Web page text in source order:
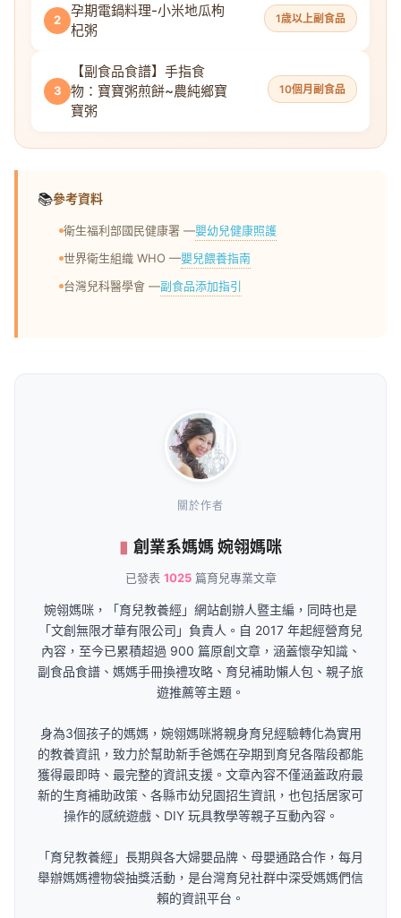
2
孕期電鍋料理-小米地瓜枸
杞粥
1歲以上副食品
3
【副食品食譜】手指食
物：寶寶粥煎餅~農純鄉寶
寶粥
10個月副食品
📚參考資料
衛生福利部國民健康署 —嬰幼兒健康照護
世界衛生組織 WHO —嬰兒餵養指南
台灣兒科醫學會 —副食品添加指引
關於作者
創業系媽媽 婉翎媽咪
已發表 1025篇育兒專業文章
婉翎媽咪，「育兒教養經」網站創辦人暨主編，同時也是
「文創無限才華有限公司」負責人。自 2017 年起經營育兒
內容，至今已累積超過 900 篇原創文章，涵蓋懷孕知識、
副食品食譜、媽媽手冊換禮攻略、育兒補助懶人包、親子旅
遊推薦等主題。
身為3個孩子的媽媽，婉翎媽咪將親身育兒經驗轉化為實用
的教養資訊，致力於幫助新手爸媽在孕期到育兒各階段都能
獲得最即時、最完整的資訊支援。文章內容不僅涵蓋政府最
新的生育補助政策、各縣市幼兒園招生資訊，也包括居家可
操作的感統遊戲、DIY 玩具教學等親子互動內容。
「育兒教養經」長期與各大婦嬰品牌、母嬰通路合作，每月
舉辦媽媽禮物袋抽獎活動，是台灣育兒社群中深受媽媽們信
賴的資訊平台。